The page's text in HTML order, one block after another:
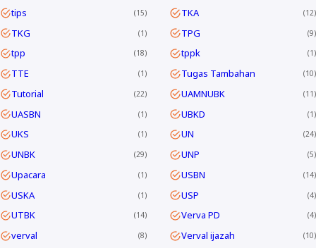
tips 15 TKA 12
TKG 1 TPG 9
tpp 18 tppk 1
TTE 1 Tugas Tambahan 10
Tutorial 22 UAMNUBK 11
UASBN 1 UBKD 1
UKS 1 UN 24
UNBK 29 UNP 5
Upacara 1 USBN 14
USKA 1 USP 4
UTBK 14 Verva PD 4
verval 8 Verval ijazah 10